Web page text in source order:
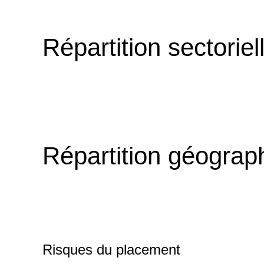
Répartition
Répartition
Risques du placement